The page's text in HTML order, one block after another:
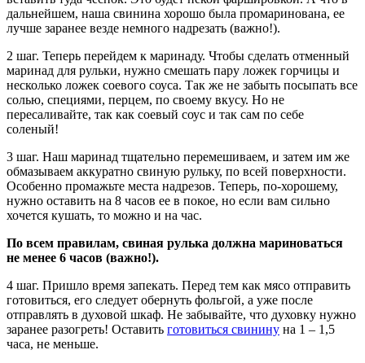
дальнейшем, наша свинина хорошо была промаринована, ее
лучше заранее везде немного надрезать (важно!).
2 шаг. Теперь перейдем к маринаду. Чтобы сделать отменный
маринад для рульки, нужно смешать пару ложек горчицы и
несколько ложек соевого соуса. Так же не забыть посыпать все
солью, специями, перцем, по своему вкусу. Но не
пересаливайте, так как соевый соус и так сам по себе
соленый!
3 шаг. Наш маринад тщательно перемешиваем, и затем им же
обмазываем аккуратно свиную рульку, по всей поверхности.
Особенно промажьте места надрезов. Теперь, по-хорошему,
нужно оставить на 8 часов ее в покое, но если вам сильно
хочется кушать, то можно и на час.
По всем правилам, свиная рулька должна мариноваться
не менее 6 часов (важно!).
4 шаг. Пришло время запекать. Перед тем как мясо отправить
готовиться, его следует обернуть фольгой, а уже после
отправлять в духовой шкаф. Не забывайте, что духовку нужно
заранее разогреть! Оставить готовиться свинину на 1 – 1,5
часа, не меньше.